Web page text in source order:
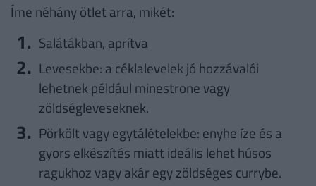
Íme néhány ötlet arra, mikét:
Salátákban, aprítva
Levesekbe: a céklalevelek jó hozzávalói
lehetnek például minestrone vagy
zöldségleveseknek.
Pörkölt vagy egytálételekbe: enyhe íze és a
gyors elkészítés miatt ideális lehet húsos
ragukhoz vagy akár egy zöldséges currybe.